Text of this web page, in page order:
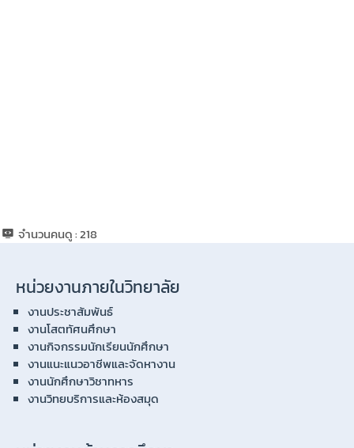
จำนวนคนดู :218
หน่วยงานภายในวิทยาลัย
งานประชาสัมพันธ์
งานโสตทัศนศึกษา
งานกิจกรรมนักเรียนนักศึกษา
งานแนะแนวอาชีพและจัดหางาน
งานนักศึกษาวิชาทหาร
งานวิทยบริการและห้องสมุด